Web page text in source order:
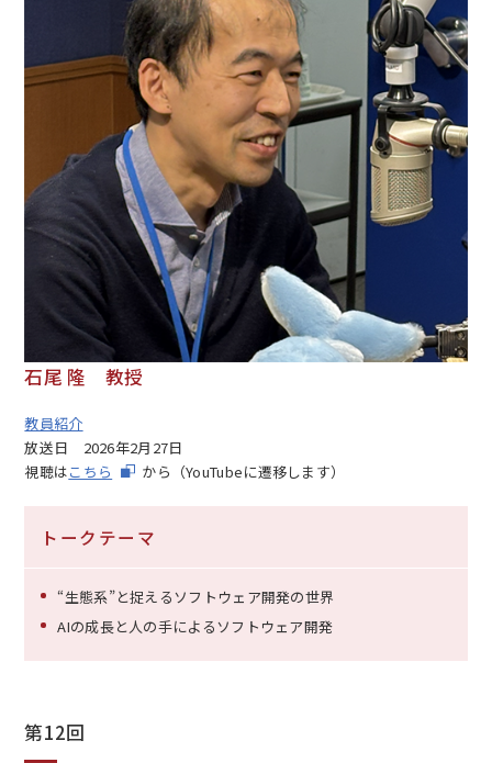
石尾 隆 教授
教員紹介
放送日 2026年2月27日
視聴はこちら から（YouTubeに遷移します）
トークテーマ
“生態系”と捉えるソフトウェア開発の世界
AIの成長と人の手によるソフトウェア開発
第12回